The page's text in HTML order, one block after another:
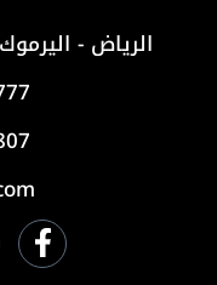
الرياض -